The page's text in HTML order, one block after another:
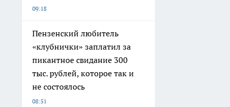
09:18
Пензенский любитель
«клубнички» заплатил за
пикантное свидание 300
тыс. рублей, которое так и
не состоялось
08:51